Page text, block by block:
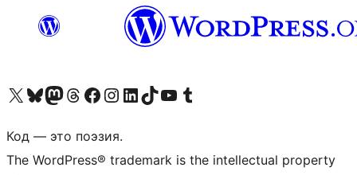
Посетите нас в X (ранее Twitter)
Посетите нашу учётную запись в Bluesky
Посетите нашу ленту в Mastodon
Посетите нашу учётную запись в Threads
Посетите нашу страницу на Facebook
Посетите наш Instagram
Посетите нашу страницу в LinkedIn
Посетите нашу учётную запись в TikTok
Посетите наш канал YouTube
Посетите нашу учётную запись в Tumblr
Код — это поэзия.
The WordPress® trademark is the intellectual property